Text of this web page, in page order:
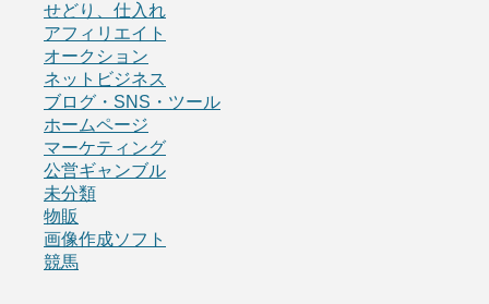
せどり、仕入れ
アフィリエイト
オークション
ネットビジネス
ブログ・SNS・ツール
ホームページ
マーケティング
公営ギャンブル
未分類
物販
画像作成ソフト
競馬